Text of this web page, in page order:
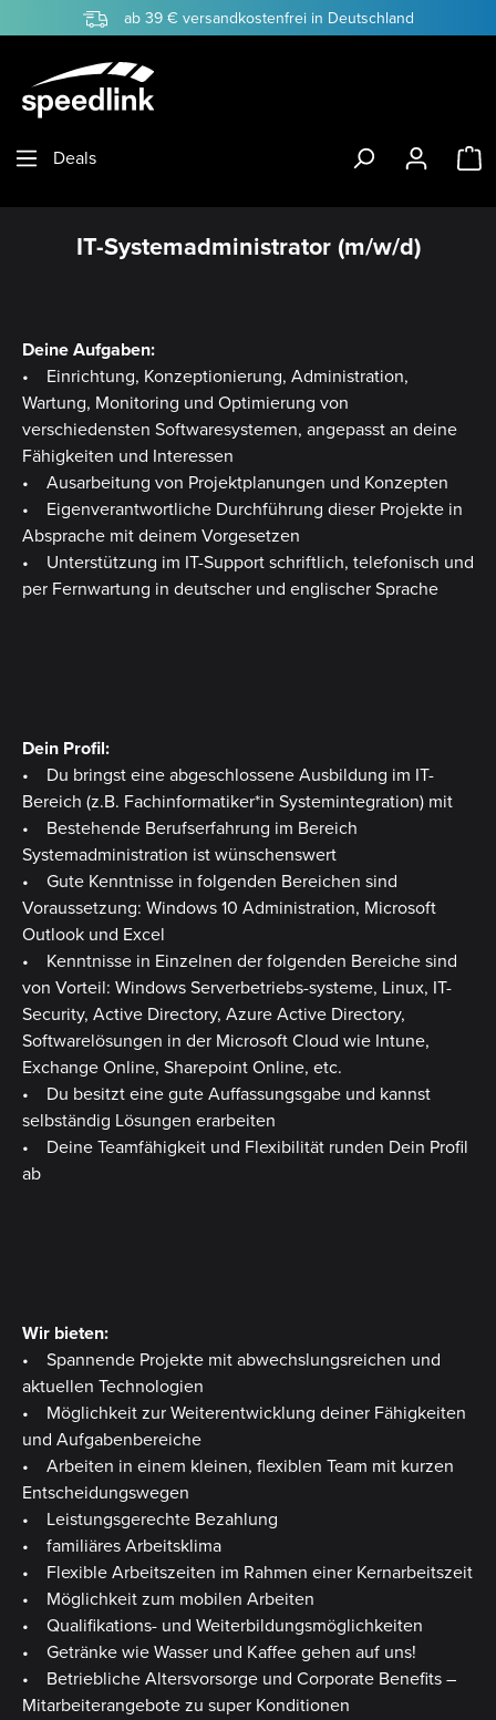
Zum Hauptinhalt springenab 39 € versandkostenfrei in Deutschland
Deals
IT-Systemadministrator (m/w/d)
Deine Aufgaben:
• Einrichtung, Konzeptionierung, Administration,
Wartung, Monitoring und Optimierung von
verschiedensten Softwaresystemen, angepasst an deine
Fähigkeiten und Interessen
• Ausarbeitung von Projektplanungen und Konzepten
• Eigenverantwortliche Durchführung dieser Projekte in
Absprache mit deinem Vorgesetzen
• Unterstützung im IT-Support schriftlich, telefonisch und
per Fernwartung in deutscher und englischer Sprache
Dein Profil:
• Du bringst eine abgeschlossene Ausbildung im IT-
Bereich (z.B. Fachinformatiker*in Systemintegration) mit
• Bestehende Berufserfahrung im Bereich
Systemadministration ist wünschenswert
• Gute Kenntnisse in folgenden Bereichen sind
Voraussetzung: Windows 10 Administration, Microsoft
Outlook und Excel
• Kenntnisse in Einzelnen der folgenden Bereiche sind
von Vorteil: Windows Serverbetriebs-systeme, Linux, IT-
Security, Active Directory, Azure Active Directory,
Softwarelösungen in der Microsoft Cloud wie Intune,
Exchange Online, Sharepoint Online, etc.
• Du besitzt eine gute Auffassungsgabe und kannst
selbständig Lösungen erarbeiten
• Deine Teamfähigkeit und Flexibilität runden Dein Profil
ab
Wir bieten:
• Spannende Projekte mit abwechslungsreichen und
aktuellen Technologien
• Möglichkeit zur Weiterentwicklung deiner Fähigkeiten
und Aufgabenbereiche
• Arbeiten in einem kleinen, flexiblen Team mit kurzen
Entscheidungswegen
• Leistungsgerechte Bezahlung
• familiäres Arbeitsklima
• Flexible Arbeitszeiten im Rahmen einer Kernarbeitszeit
• Möglichkeit zum mobilen Arbeiten
• Qualifikations- und Weiterbildungsmöglichkeiten
• Getränke wie Wasser und Kaffee gehen auf uns!
• Betriebliche Altersvorsorge und Corporate Benefits –
Mitarbeiterangebote zu super Konditionen